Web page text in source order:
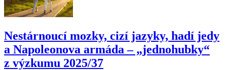
Nestárnoucí mozky, cizí jazyky, hadí jedy
a Napoleonova armáda –⁠ „jednohubky“
z výzkumu 2025/37